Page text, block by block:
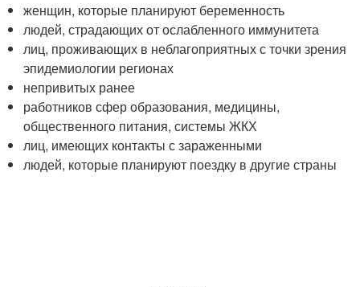
женщин, которые планируют беременность
людей, страдающих от ослабленного иммунитета
лиц, проживающих в неблагоприятных с точки зрения
эпидемиологии регионах
непривитых ранее
работников сфер образования, медицины,
общественного питания, системы ЖКХ
лиц, имеющих контакты с зараженными
людей, которые планируют поездку в другие страны